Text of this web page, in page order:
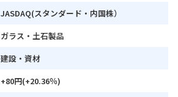
JASDAQ(スタンダード・内国株）
ガラス・土石製品
建設・資材
+80円(+20.36％)